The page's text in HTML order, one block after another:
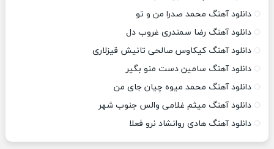
دانلود آهنگ محمد صدرا من و تو
دانلود آهنگ رضا سمندری غروب دل
دانلود آهنگ کیکاوس صالحی تانیش قیزلاری
دانلود آهنگ سامین دست منو بگیر
دانلود آهنگ محمد میوه چیان جای من
دانلود آهنگ میثم غلامی والس جنوب شهر
دانلود آهنگ هادی روانشاد نرو فعلا